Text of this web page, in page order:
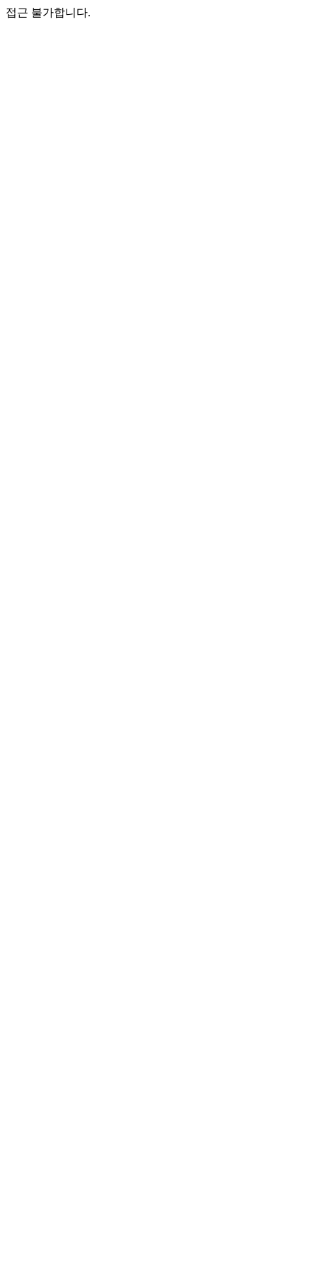
접근 불가합니다.